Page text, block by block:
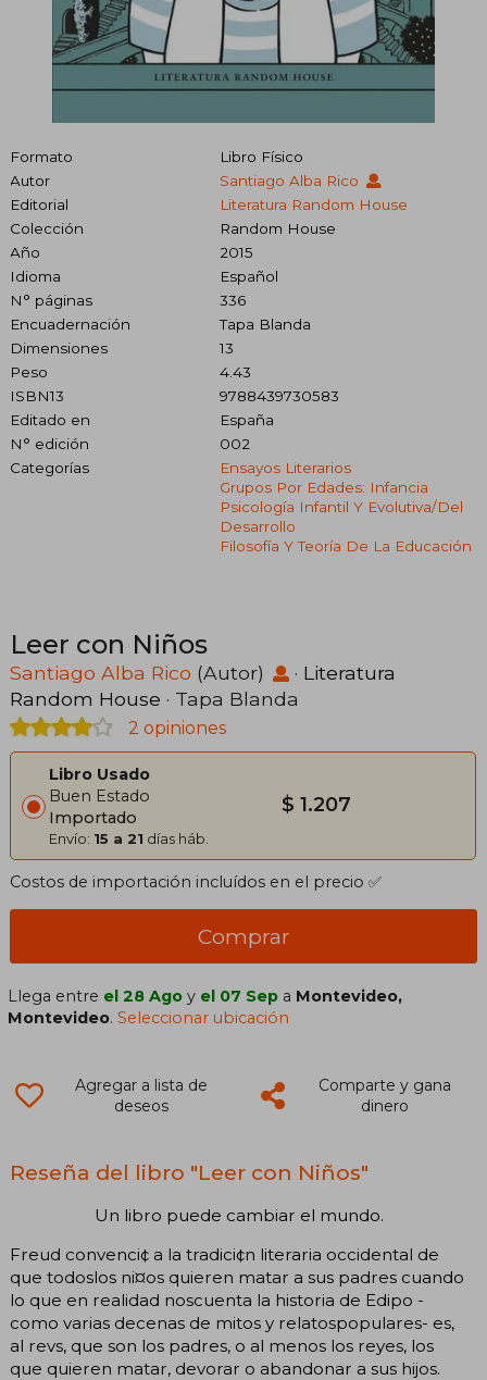
Formato
Libro Físico
Autor
Santiago Alba Rico
Editorial
Literatura Random House
Colección
Random House
Año
2015
Idioma
Español
N° páginas
336
Encuadernación
Tapa Blanda
Dimensiones
13
Peso
4.43
ISBN13
9788439730583
Editado en
España
N° edición
002
Categorías
Ensayos Literarios
Grupos Por Edades: Infancia
Psicología Infantil Y Evolutiva/del
Desarrollo
Filosofía Y Teoría De La Educación
Leer con Niños
Santiago Alba Rico (Autor) · Literatura
Random House · Tapa Blanda
2 opiniones
Libro Usado
Buen Estado
Importado
Envío: 15 a 21 días háb.
$ 1.207
Costos de importación incluídos en el precio ✅
Comprar
Llega entre el 28 Ago y el 07 Sep a Montevideo,
Montevideo.Seleccionar ubicación
Agregar a lista de
deseos
Comparte y gana
dinero
Reseña del libro "Leer con Niños"
Un libro puede cambiar el mundo.
Freud convenci¢ a la tradici¢n literaria occidental de
que todoslos ni¤os quieren matar a sus padres cuando
lo que en realidad noscuenta la historia de Edipo -
como varias decenas de mitos y relatospopulares- es,
al revs, que son los padres, o al menos los reyes, los
que quieren matar, devorar o abandonar a sus hijos.